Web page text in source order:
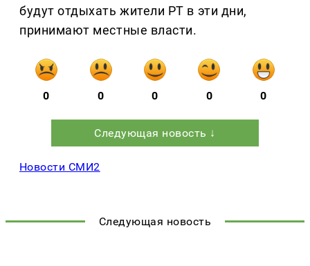
будут отдыхать жители РТ в эти дни,
принимают местные власти.
0 0 0 0 0
Следующая новость ↓
Новости СМИ2
Следующая новость